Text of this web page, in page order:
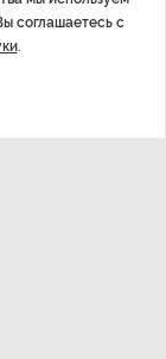
Картина
августа
соглашаетесь с
.